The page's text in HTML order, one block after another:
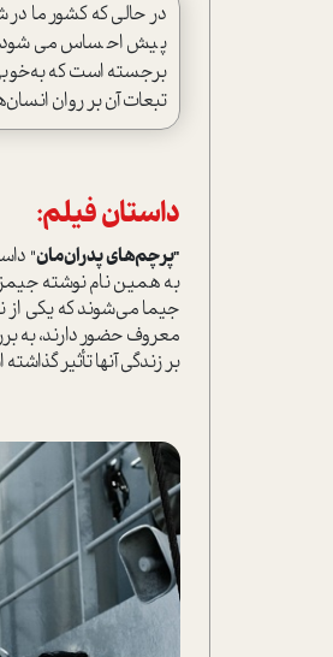
در حالی که کشور ما
برجسته است که
تبعات آن بر روان
داستان فیلم:
"پرچم‌های پدران‌مان"
جیما می‌شوند که یکی از
معروف حضور دارند، به
بر زندگی آنها تأثیر